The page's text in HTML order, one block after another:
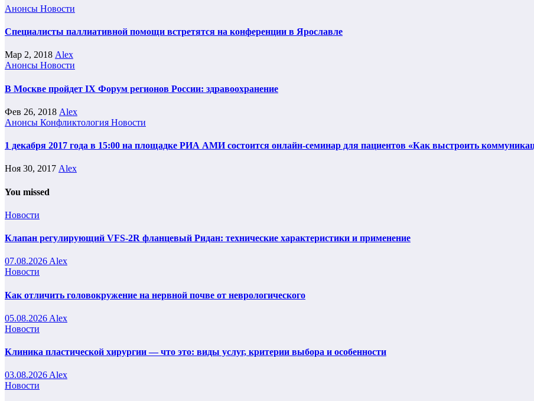
Анонсы Новости
Специалисты паллиативной помощи встретятся на конференции в Ярославле
Мар 2, 2018 Alex
Анонсы Новости
В Москве пройдет IX Форум регионов России: здравоохранение
Фев 26, 2018 Alex
Анонсы Конфликтология Новости
1 декабря 2017 года в 15:00 на площадке РИА АМИ состоится онлайн-семинар для пациентов «Как выстроить
Ноя 30, 2017 Alex
You missed
Новости
Клапан регулирующий VFS-2R фланцевый Ридан: технические характеристики и применение
07.08.2026 Alex
Новости
Как отличить головокружение на нервной почве от неврологического
05.08.2026 Alex
Новости
Клиника пластической хирургии — что это: виды услуг, критерии выбора и особенности
03.08.2026Alex
Новости